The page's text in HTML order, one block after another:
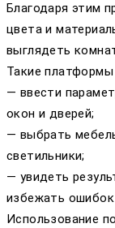
Благодаря этим
цвета и
выглядеть
Такие
— ввести
окон и дверей;
— выбрать
светильники;
— увидеть
избежать
Использование